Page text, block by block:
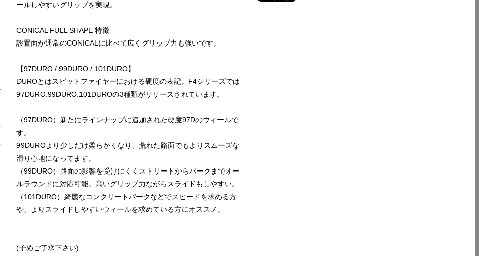
ールしやすいグリップを実現。
CONICAL FULL SHAPE 特徴
設置面が通常のCONICALに比べて広くグリップ力も強いです。
【97DURO / 99DURO / 101DURO】
DUROとはスピットファイヤーにおける硬度の表記。F4シリーズでは
97DURO.99DURO.101DUROの3種類がリリースされています。
（97DURO）新たにラインナップに追加された硬度97Dのウィールで
す。
99DUROより少しだけ柔らかくなり、荒れた路面でもよりスムーズな
滑り心地になってます。
（99DURO）路面の影響を受けにくくストリートからパークまでオー
ルラウンドに対応可能。高いグリップ力ながらスライドもしやすい。
（101DURO）綺麗なコンクリートパークなどでスピードを求める方
や、よりスライドしやすいウィールを求めている方にオススメ。
(予めご了承下さい)